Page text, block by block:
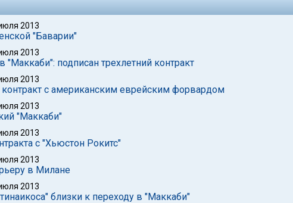
2013
"Баварии"
2013
подписан трехлетний контракт
2013
с американским еврейским форвардом
2013
"Маккаби"
2013
с "Хьюстон Рокитс"
2013
в Милане
2013
близки к переходу в "Маккаби"